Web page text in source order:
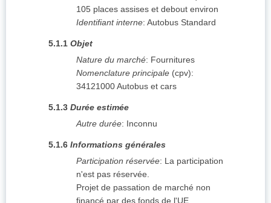
105 places assises et debout environ
Identifiant interne: Autobus Standard
5.1.1 Objet
Nature du marché: Fournitures
Nomenclature principale (cpv):
34121000Autobus et cars
5.1.3 Durée estimée
Autre durée: Inconnu
5.1.6 Informations générales
Participation réservée: La participation
n'est pas réservée.
Projet de passation de marché non
financé par des fonds de l'UE